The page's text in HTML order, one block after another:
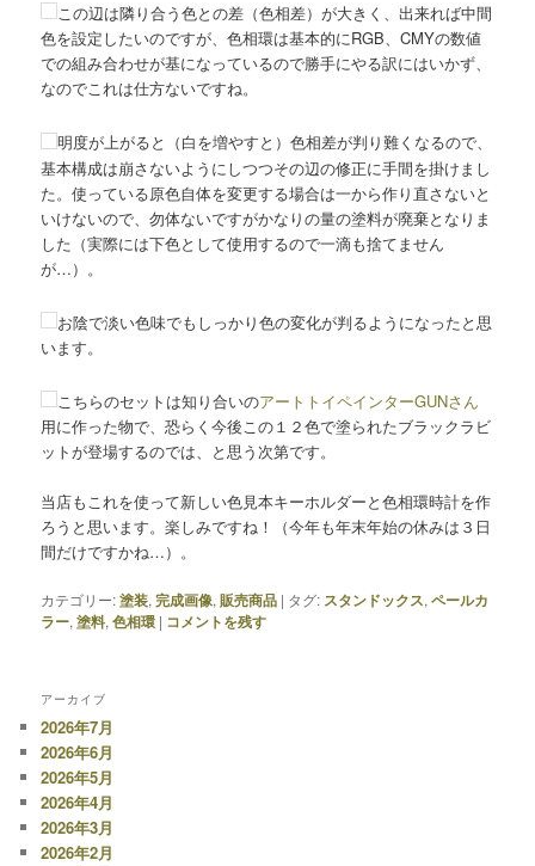
この辺は隣り合う色との差（色相差）が大きく、出来れば中間
色を設定したいのですが、色相環は基本的にRGB、CMYの数値
での組み合わせが基になっているので勝手にやる訳にはいかず、
なのでこれは仕方ないですね。
明度が上がると（白を増やすと）色相差が判り難くなるので、
基本構成は崩さないようにしつつその辺の修正に手間を掛けまし
た。使っている原色自体を変更する場合は一から作り直さないと
いけないので、勿体ないですがかなりの量の塗料が廃棄となりま
した（実際には下色として使用するので一滴も捨てません
が…）。
お陰で淡い色味でもしっかり色の変化が判るようになったと思
います。
こちらのセットは知り合いのアートトイペインターGUNさん
用に作った物で、恐らく今後この１２色で塗られたブラックラビ
ットが登場するのでは、と思う次第です。
当店もこれを使って新しい色見本キーホルダーと色相環時計を作
ろうと思います。楽しみですね！（今年も年末年始の休みは３日
間だけですかね…）。
カテゴリー:塗装,完成画像,販売商品 | タグ: スタンドックス,ペールカ
ラー,塗料,色相環 | コメントを残す
アーカイブ
2026年7月
2026年6月
2026年5月
2026年4月
2026年3月
2026年2月